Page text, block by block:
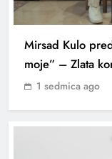
Mirsad Kulo
moje” – Zlata
1 sedmica ago